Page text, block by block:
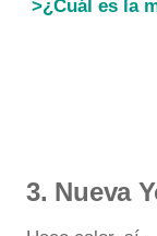
>¿Cuál es la
3. Nueva